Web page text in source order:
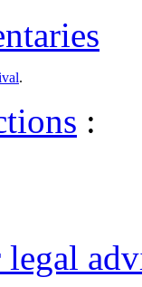
.
: